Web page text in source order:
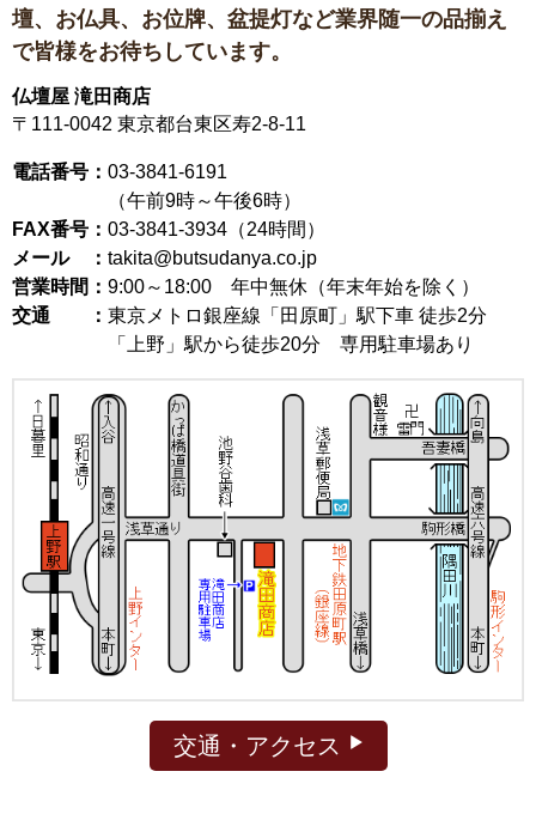
壇、お仏具、お位牌、盆提灯など業界随一の品揃え
で皆様をお待ちしています。
仏壇屋 滝田商店
〒111-0042 東京都台東区寿2-8-11
電話番号： 03-3841-6191
（午前9時～午後6時）
FAX番号： 03-3841-3934（24時間）
メール ： takita@butsudanya.co.jp
営業時間： 9:00～18:00 年中無休（年末年始を除く）
交通 ： 東京メトロ銀座線「田原町」駅下車 徒歩2分
「上野」駅から徒歩20分 専用駐車場あり
交通・アクセス